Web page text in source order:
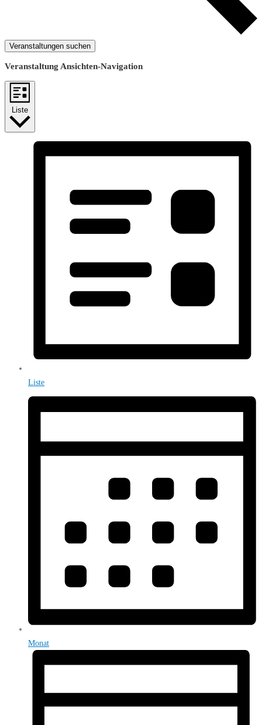
Veranstaltungen suchen
Veranstaltung Ansichten-Navigation
Liste
Liste
Monat